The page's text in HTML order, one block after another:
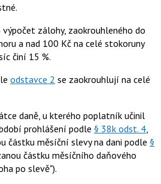
zálohy, zaokrouhleného do
a nad 100 Kč na celé stokoruny
činí 15 %.
odstavce 2 se zaokrouhlují na celé
daně, u kterého poplatník učinil
prohlášení podle § 38k odst. 4,
částku měsíční slevy na dani podle §
částku měsíčního daňového
po slevě").